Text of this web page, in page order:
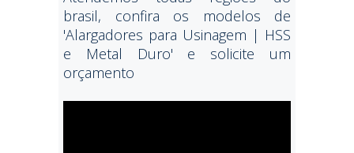
brasil, confira os modelos de
'Alargadores para Usinagem | HSS
e Metal Duro' e solicite um
orçamento